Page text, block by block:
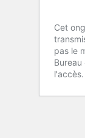
Cet
pas le
l'accès.